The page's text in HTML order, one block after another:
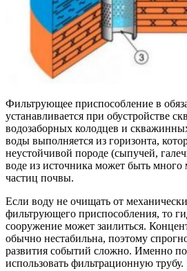
Фильтрующее приспособление в
устанавливается при обустройстве
водозаборных колодцев и
воды выполняется из горизонта,
неустойчивой породе (сыпучей,
воде из источника может быть
частиц почвы.
Если воду не очищать от
фильтрующего приспособления, то
сооружение может заилиться.
обычно нестабильна, поэтому
развития событий сложно. Именно
использовать фильтрационную трубу.